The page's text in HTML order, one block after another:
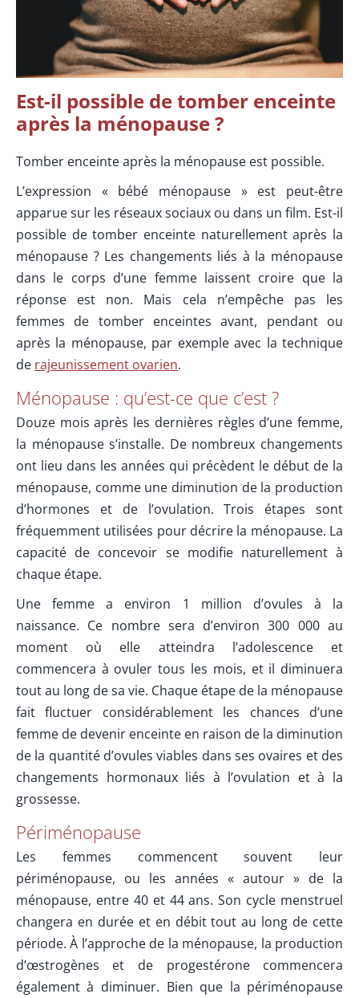
Est-il possible de tomber enceinte
après la ménopause ?
Tomber enceinte après la ménopause est possible.
L’expression « bébé ménopause » est peut-être
apparue sur les réseaux sociaux ou dans un film. Est-il
possible de tomber enceinte naturellement après la
ménopause ? Les changements liés à la ménopause
dans le corps d’une femme laissent croire que la
réponse est non. Mais cela n’empêche pas les
femmes de tomber enceintes avant, pendant ou
après la ménopause, par exemple avec la technique
de rajeunissement ovarien.
Ménopause : qu’est-ce que c’est ?
Douze mois après les dernières règles d’une femme,
la ménopause s’installe. De nombreux changements
ont lieu dans les années qui précèdent le début de la
ménopause, comme une diminution de la production
d’hormones et de l’ovulation. Trois étapes sont
fréquemment utilisées pour décrire la ménopause. La
capacité de concevoir se modifie naturellement à
chaque étape.
Une femme a environ 1 million d’ovules à la
naissance. Ce nombre sera d’environ 300 000 au
moment où elle atteindra l’adolescence et
commencera à ovuler tous les mois, et il diminuera
tout au long de sa vie. Chaque étape de la ménopause
fait fluctuer considérablement les chances d’une
femme de devenir enceinte en raison de la diminution
de la quantité d’ovules viables dans ses ovaires et des
changements hormonaux liés à l’ovulation et à la
grossesse.
Périménopause
Les femmes commencent souvent leur
périménopause, ou les années « autour » de la
ménopause, entre 40 et 44 ans. Son cycle menstruel
changera en durée et en débit tout au long de cette
période. À l’approche de la ménopause, la production
d’œstrogènes et de progestérone commencera
également à diminuer. Bien que la périménopause